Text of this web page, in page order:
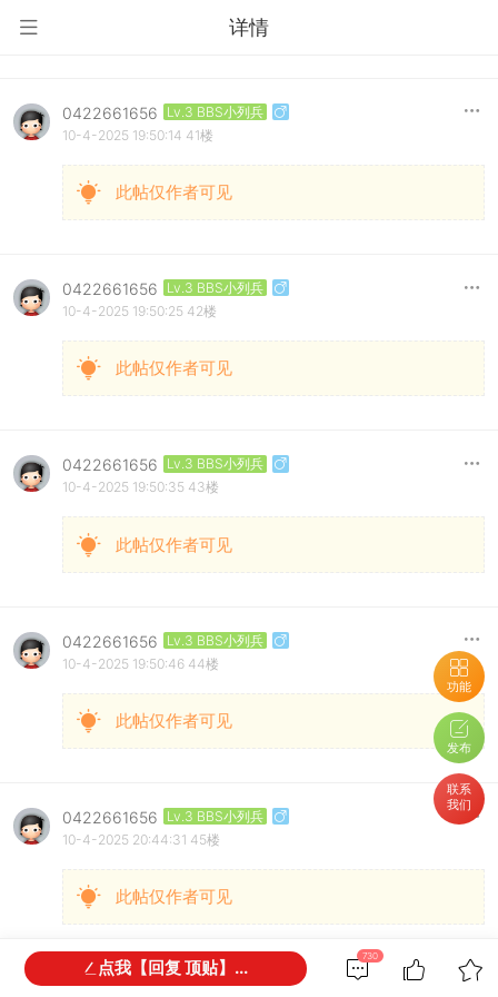
详情
功能
发布
联系
我们
0422661656
Lv.3 BBS小列兵
10-4-2025 19:50:14 41楼
此帖仅作者可见
0422661656
Lv.3 BBS小列兵
10-4-2025 19:50:25 42楼
此帖仅作者可见
0422661656
Lv.3 BBS小列兵
10-4-2025 19:50:35 43楼
此帖仅作者可见
0422661656
Lv.3 BBS小列兵
10-4-2025 19:50:46 44楼
此帖仅作者可见
0422661656
Lv.3 BBS小列兵
10-4-2025 20:44:31 45楼
此帖仅作者可见
730
点我【回复 顶贴】...